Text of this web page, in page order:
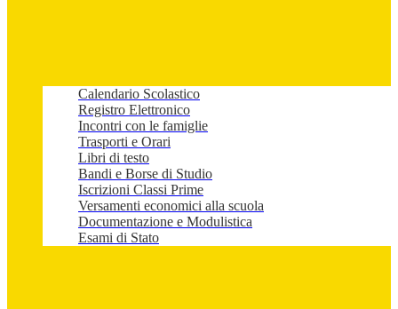
Calendario Scolastico
Registro Elettronico
Incontri con le famiglie
Trasporti e Orari
Libri di testo
Bandi e Borse di Studio
Iscrizioni Classi Prime
Versamenti economici alla scuola
Documentazione e Modulistica
Esami di Stato